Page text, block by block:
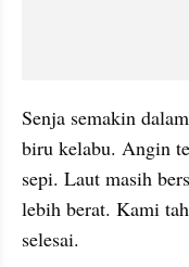
Senja semakin
biru kelabu. Angin
sepi. Laut masih
lebih berat. Kami
selesai.